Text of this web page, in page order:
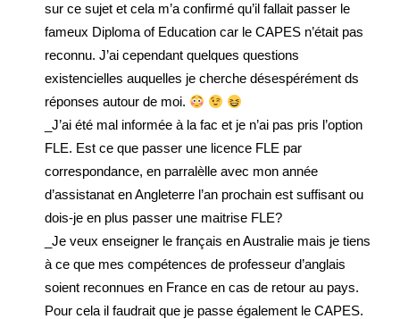
sur ce sujet et cela m’a confirmé qu’il fallait passer le
fameux Diploma of Education car le CAPES n’était pas
reconnu. J’ai cependant quelques questions
existencielles auquelles je cherche désespérément ds
réponses autour de moi.
_J’ai été mal informée à la fac et je n’ai pas pris l’option
FLE. Est ce que passer une licence FLE par
correspondance, en parralèlle avec mon année
d’assistanat en Angleterre l’an prochain est suffisant ou
dois-je en plus passer une maitrise FLE?
_Je veux enseigner le français en Australie mais je tiens
à ce que mes compétences de professeur d’anglais
soient reconnues en France en cas de retour au pays.
Pour cela il faudrait que je passe également le CAPES.